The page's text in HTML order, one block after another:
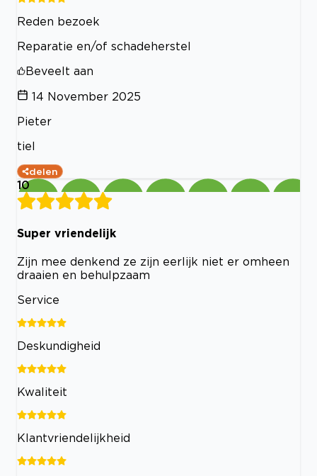
Reden bezoek
Reparatie en/of schadeherstel
Beveelt aan
14 November 2025
Pieter
tiel
delen
10
Super vriendelijk
Zijn mee denkend ze zijn eerlijk niet er omheen
draaien en behulpzaam
Service
Deskundigheid
Kwaliteit
Klantvriendelijkheid